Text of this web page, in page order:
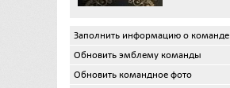
Заполнить информацию о команде
Обновить эмблему команды
Обновить командное фото